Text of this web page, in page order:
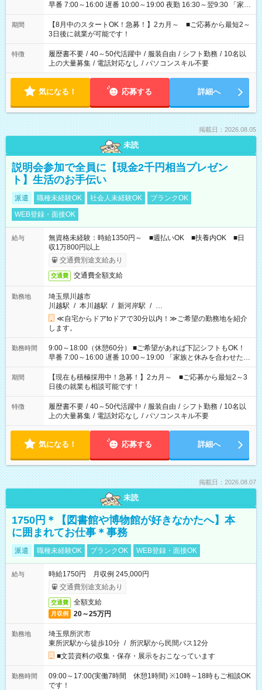
早番 7:00～16:00 遅番 10:00～19:00 夜勤 16:30～翌9:30 「家族
と休みを合わせたい」 「余裕を持って夕飯の準備がしたい」
「できれば残業はしたくない」 など、ご希望を教えてください
ね。 ※Wワーク希望の方へ 今ご覧のお仕事で希望する勤務時間
と、もう1つのお仕事の勤務時間。 合計で週40時間を超える場
合は応募できません。
期間
【8月中のスタートOK！急募！】2カ月～ ■ご応募から最短2～
3日後に就業が可能です！
特徴 履歴書不要 / 40～50代活躍中 / 服装自由 / シフト勤務 / 10名以
上の大量募集 / 電話対応なし / パソコンスキル不要
気になる！ 応募する 詳細へ
掲載日：2026.08.05
未読
説明会参加で全員に【現金2千円相当プレゼン
ト】生活のお手伝い
派遣 職種未経験OK 社会人未経験OK
ブランクOK
WEB登録・面接OK
給与
無資格未経験：時給1350円～ ■週払いOK ■扶養内OK ■日
収1万800円以上
交通費別途支給あり
交通費 交通費全額支給
勤務地
埼玉県川越市
川越駅 / 本川越駅 / 新河岸駅 / …
≪自宅からドアtoドアで30分以内！≫ご希望の勤務地を紹介
します。
勤務時間
9:00～18:00（休憩60分） ■ご希望があれば下記シフトもOK！
早番 7:00～16:00 遅番 10:00～19:00 「家族と休みを合わせた
い」 「余裕を持って夕飯の準備がしたい」 「できれば残業はし
たくない」 など、ご希望を教えてくださいね。 ※Wワーク希望
の方へ 今ご覧のお仕事で希望する勤務時間と、もう1つのお仕事
の勤務時間。 合計で週40時間を超える場合は応募できません。
期間
【現在も積極採用中！急募！】2カ月～ ■ご応募から最短2～3
日後の就業も相談可能です！
特徴 履歴書不要 / 40～50代活躍中 / 服装自由 / シフト勤務 / 10名以
上の大量募集 / 電話対応なし / パソコンスキル不要
気になる！ 応募する 詳細へ
掲載日：2026.08.07
未読
1750円＊【図書館や博物館が好きなかたへ】本
に囲まれてお仕事＊事務
派遣 職種未経験OK ブランクOK WEB登録・面接OK
給与
時給1750円 月収例 245,000円
交通費別途支給あり
交通費 全額支給
月収例 20～25万円
勤務地
埼玉県所沢市
東所沢駅から徒歩10分 / 所沢駅から民間バス12分
■文芸資料の収集・保存・展示をおこなっています
勤務時間
09:00～17:00(実働7時間 休憩1時間) ※10時～18時もご相談OK
です！